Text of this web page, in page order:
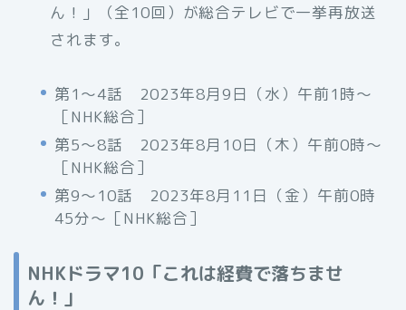
ん！」（全10回）が総合テレビで一挙再放送
されます。
第1〜4話 2023年8月9日（水）午前1時〜
［NHK総合］
第5〜8話 2023年8月10日（木）午前0時〜
［NHK総合］
第9〜10話 2023年8月11日（金）午前0時
45分〜［NHK総合］
NHKドラマ10「これは経費で落ちませ
ん！」